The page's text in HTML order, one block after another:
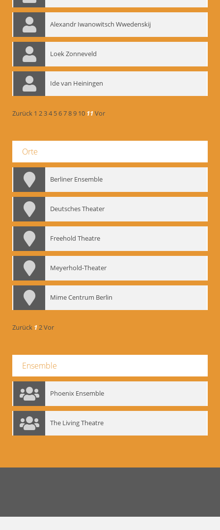
Alexandr Iwanowitsch Wwedenskij
Loek Zonneveld
Ide van Heiningen
Zurück 1 234 56789 10 11Vor
Orte
Berliner Ensemble
Deutsches Theater
Freehold Theatre
Meyerhold-Theater
Mime Centrum Berlin
Zurück 12Vor
Ensemble
Phoenix Ensemble
The Living Theatre